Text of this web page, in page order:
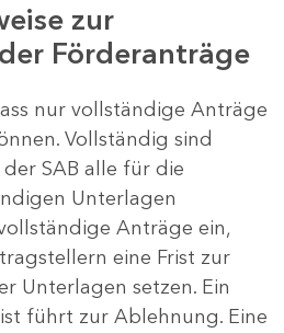
zur
Förderanträge
nur vollständige Anträge
Vollständig sind
SAB alle für die
Unterlagen
Anträge ein,
eine Frist zur
Unterlagen setzen. Ein
führt zur Ablehnung. Eine